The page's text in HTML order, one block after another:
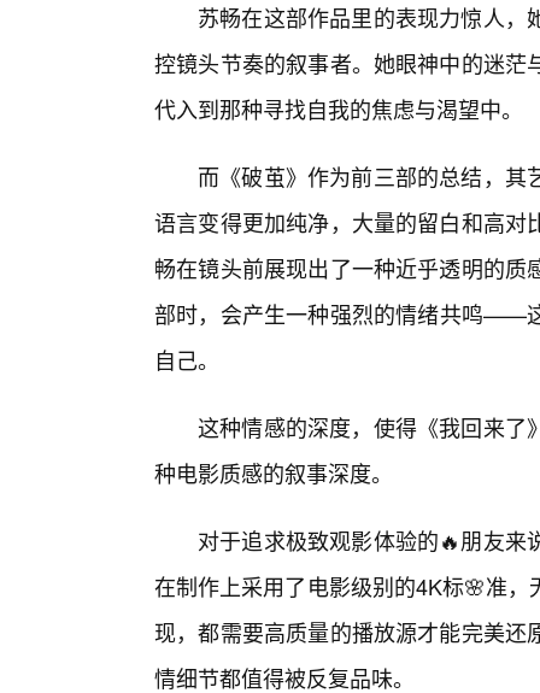
苏畅在这部作品里的表现力惊人
控镜头节奏的叙事者。她眼神中的迷
代入到那种寻找自我的焦虑与渴望中。
而《破茧》作为前三部的总结，
语言变得更加纯净，大量的留白和高
畅在镜头前展现出了一种近乎透明的
部时，会产生一种强烈的情绪共鸣——
自己。
这种情感的深度，使得《我回来了
种电影质感的叙事深度。
对于追求极致观影体验的🔥朋友
在制作上采用了电影级别的4K标🌸准
现，都需要高质量的播放源才能完美
情细节都值得被反复品味。